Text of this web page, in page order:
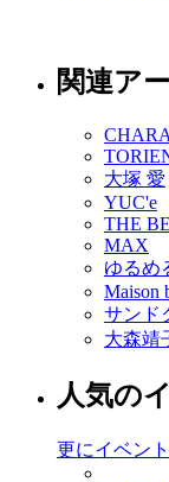
関連ア
CHARA
大塚 愛
YUC'e
THE
MAX
ゆるめ
Maison
サンド
大森靖
人気の
更にイベン